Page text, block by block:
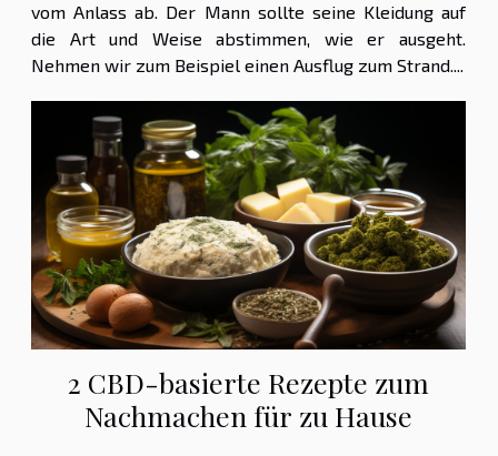
vom Anlass ab. Der Mann sollte seine Kleidung auf
die Art und Weise abstimmen, wie er ausgeht.
Nehmen wir zum Beispiel einen Ausflug zum Strand....
2 CBD-basierte Rezepte zum
Nachmachen für zu Hause